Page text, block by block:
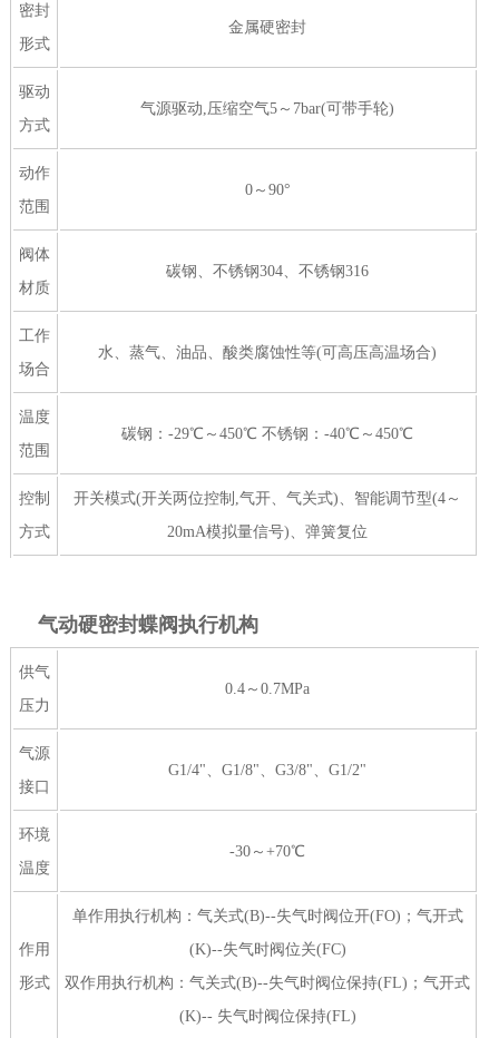
密封
形式
金属硬密封
驱动
方式
气源驱动,压缩空气5～7bar(可带手轮)
动作
范围
0～90°
阀体
材质
碳钢、不锈钢304、不锈钢316
工作
场合
水、蒸气、油品、酸类腐蚀性等(可高压高温场合)
温度
范围
碳钢：-29℃～450℃ 不锈钢：-40℃～450℃
控制
方式
开关模式(开关两位控制,气开、气关式)、智能调节型(4～
20mA模拟量信号)、弹簧复位
气动硬密封蝶阀执行机构
供气
压力
0.4～0.7MPa
气源
接口
G1/4"、G1/8"、G3/8"、G1/2"
环境
温度
-30～+70℃
作用
形式
单作用执行机构：气关式(B)--失气时阀位开(FO)；气开式
(K)--失气时阀位关(FC)
双作用执行机构：气关式(B)--失气时阀位保持(FL)；气开式
(K)-- 失气时阀位保持(FL)